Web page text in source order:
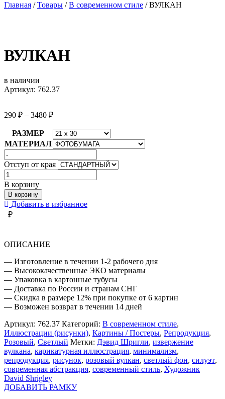
Главная /Товары /В современном стиле /ВУЛКАН
ВУЛКАН
в наличии
Артикул: 762.37
290 ₽ – 3480 ₽
РАЗМЕР
МАТЕРИАЛ
Отступ от края
Количество
товара
ВУЛКАН
В корзину
В корзину
Добавить в избранное
₽
ОПИСАНИЕ
— Изготовление в течении 1-2 рабочего дня
— Высококачественные ЭКО материалы
— Упаковка в картонные тубусы
— Доставка по России и странам СНГ
— Скидка в размере 12% при покупке от 6 картин
— Возможен возврат в течении 14 дней
Артикул: 762.37 Категорий: В современном стиле,
Иллюстрации (рисунки), Картины / Постеры, Репродукция,
Розовый, Светлый Метки: Дэвид Шригли, извержение
вулкана, карикатурная иллюстрация, минимализм,
репродукция, рисунок, розовый вулкан, светлый фон, силуэт,
современная абстракция, современный стиль, Художник
David Shrigley
ДОБАВИТЬ РАМКУ